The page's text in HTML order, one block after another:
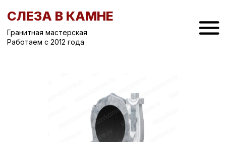
СЛЕЗА В КАМНЕ
Работаем с 2012 года
Вернуться назад / Вертикальные памятники на могилу /
Памятник на могилу СК-180